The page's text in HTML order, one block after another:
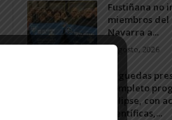
Fustiñana no
miembros del
Navarra a...
1 agosto, 2026
Arguedas
completo
eclipse, con
científicas,...